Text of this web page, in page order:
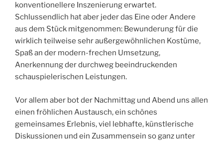
konventionellere Inszenierung erwartet.
Schlussendlich hat aber jeder das Eine oder Andere
aus dem Stück mitgenommen: Bewunderung für die
wirklich teilweise sehr außergewöhnlichen Kostüme,
Spaß an der modern-frechen Umsetzung,
Anerkennung der durchweg beeindruckenden
schauspielerischen Leistungen.
Vor allem aber bot der Nachmittag und Abend uns allen
einen fröhlichen Austausch, ein schönes
gemeinsames Erlebnis, viel lebhafte, künstlerische
Diskussionen und ein Zusammensein so ganz unter